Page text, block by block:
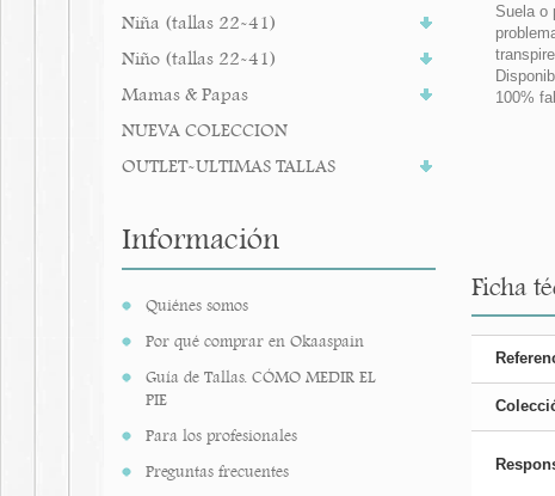
Niña (tallas 22-41)
Niño (tallas 22-41)
Mamas & Papas
NUEVA COLECCION
OUTLET-ULTIMAS TALLAS
Información
Quiénes somos
Por qué comprar en Okaaspain
Guía de Tallas. CÓMO MEDIR EL
PIE
Para los profesionales
Preguntas frecuentes
Suela o
100%
Ficha